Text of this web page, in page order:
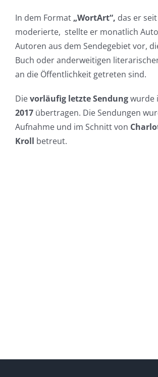
In dem Format „WortArt“, das er
moderierte, stellte er monatlich
Autoren aus dem Sendegebiet vor,
Buch oder anderweitigen
an die Öffentlichkeit getreten sind.
Dievorläufig letzte Sendungwurde
2017 übertragen. Die Sendungen
Aufnahme und im Schnitt von
Kroll betreut.